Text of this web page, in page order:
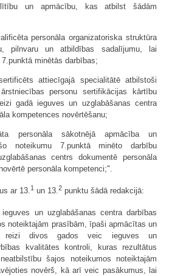
un apmācību, kas atbilst šādām
personāla organizatoriska struktūra
pilnvaru un atbildības sadalījumu, lai
minētās darbības;
attiecīgajā specialitātē atbilstoši
personu sertifikācijas kārtību
gadā ieguves un uzglabāšanas centra
kompetences novērtēšanu;
personāla sākotnējā apmācība un
noteikumu 7.punktā minēto darbību
centrs dokumentē personāla
personāla kompetenci;".
ar 13. 1 un 13. 2 punktu šādā redakcijā:
un uzglabāšanas centra darbības
noteiktajām prasībām, īpaši apmācītas un
reizi divos gados veic ieguves un
kvalitātes kontroli, kuras rezultātus
šajos noteikumos noteiktajām
novērš, kā arī veic pasākumus, lai